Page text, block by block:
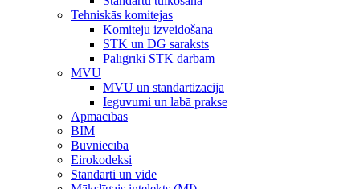
Tehniskās komitejas
Komiteju izveidošana
STK un DG saraksts
Palīgrīki STK darbam
MVU
MVU un standartizācija
Ieguvumi un labā prakse
Apmācības
BIM
Būvniecība
Eirokodeksi
Standarti un vide